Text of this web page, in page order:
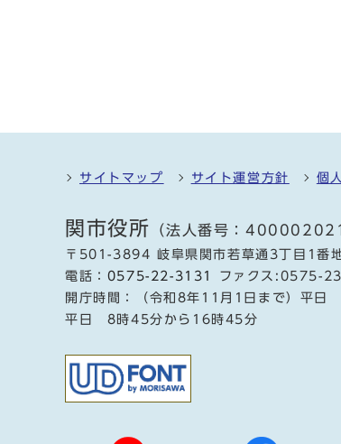
サイトマップ サイト運営方針 個
関市役所 （法人番号：
〒501-3894 岐阜県関市若草通3丁目1番
電話： 0575-22-3131
ファクス:0575-
開庁時間：（令和8年11月1日まで）平
平日 8時45分から16時45分